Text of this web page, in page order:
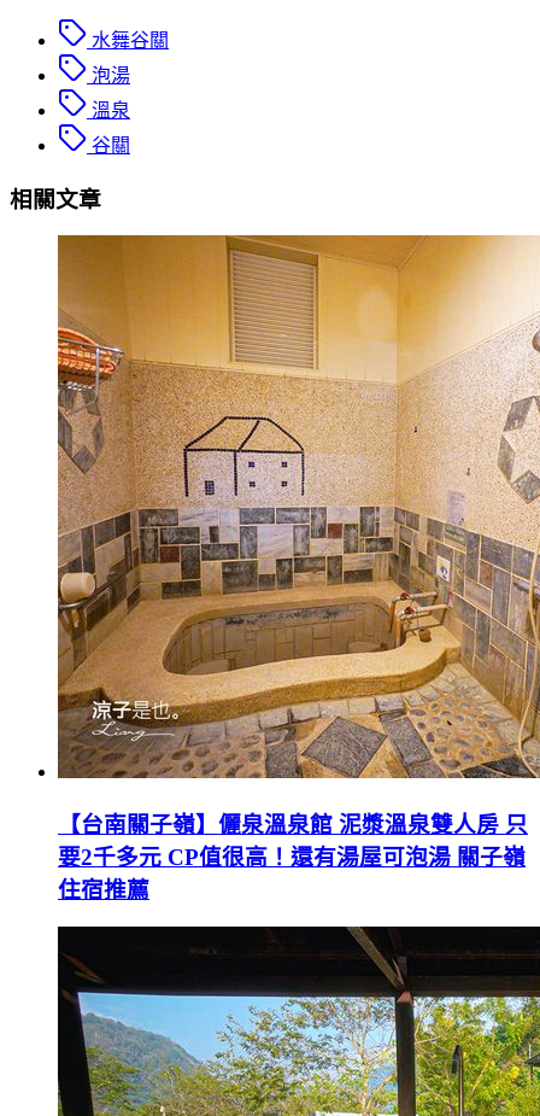
水舞谷關
泡湯
溫泉
谷關
相關文章
【台南關子嶺】儷泉溫泉館 泥漿溫泉雙人房 只
要2千多元 CP值很高！還有湯屋可泡湯 關子嶺
住宿推薦